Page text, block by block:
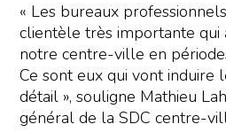
« Les bureaux
clientèle très importante qui
notre centre-ville en
Ce sont eux qui vont induire
détail », souligne Mathieu
général de la SDC centre-